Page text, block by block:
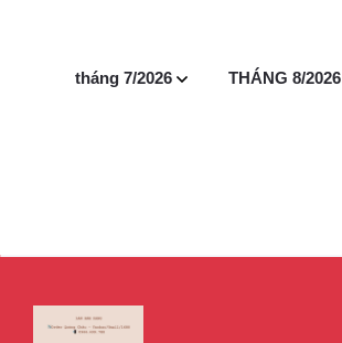
tháng 7/2026 THÁNG 8/2026